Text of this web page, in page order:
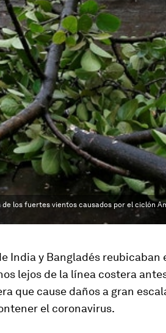
los fuertes vientos causados por el ciclón
India y Bangladés reubicaban
lejos de la línea costera
que cause daños a gran
el coronavirus.